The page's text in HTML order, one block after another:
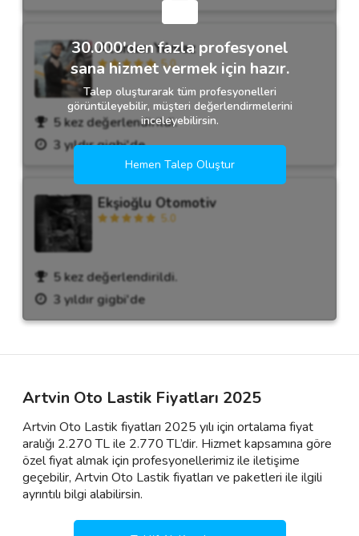
Ataman Yılmaz
5.0
5 kez değerlendirildi.
3 yıldır gigbi'de
Ekşioğlu Otomotiv
5.0
5 kez değerlendirildi.
3 yıldır gigbi'de
30.000'den fazla profesyonel
sana hizmet vermek için hazır.
Talep oluşturarak tüm profesyonelleri
görüntüleyebilir, müşteri değerlendirmelerini
inceleyebilirsin.
Hemen Talep Oluştur
Artvin Oto Lastik Fiyatları 2025
Artvin Oto Lastik fiyatları 2025 yılı için ortalama fiyat
aralığı 2.270 TL ile 2.770 TL’dir. Hizmet kapsamına göre
özel fiyat almak için profesyonellerimiz ile iletişime
geçebilir, Artvin Oto Lastik fiyatları ve paketleri ile ilgili
ayrıntılı bilgi alabilirsin.